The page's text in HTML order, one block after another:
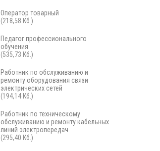
Оператор товарный
(218,58 Кб.)
Педагог профессионального
обучения
(535,73 Кб.)
Работник по обслуживанию и
ремонту оборудования связи
электрических сетей
(194,14 Кб.)
Работник по техническому
обслуживанию и ремонту кабельных
линий электропередач
(295,40 Кб.)